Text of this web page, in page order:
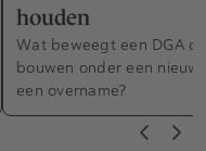
houden
Wat beweegt een DGA
bouwen onder een
een overname?